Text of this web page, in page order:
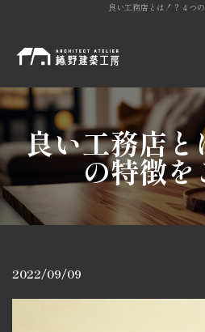
良い工務店とは！？４つ
良い工務店と
の特徴
2022/09/09